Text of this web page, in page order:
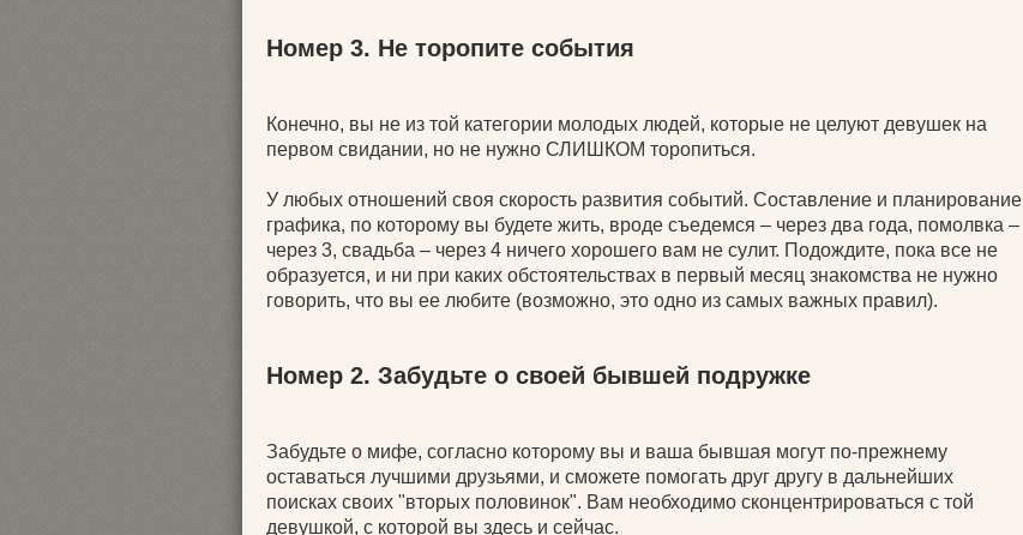
Номер 3. Не торопите события
Конечно, вы не из той категории молодых людей, которые не целуют девушек на
первом свидании, но не нужно СЛИШКОМ торопиться.
У любых отношений своя скорость развития событий. Составление и планирование
графика, по которому вы будете жить, вроде съедемся – через два года, помолвка –
через 3, свадьба – через 4 ничего хорошего вам не сулит. Подождите, пока все не
образуется, и ни при каких обстоятельствах в первый месяц знакомства не нужно
говорить, что вы ее любите (возможно, это одно из самых важных правил).
Номер 2. Забудьте о своей бывшей подружке
Забудьте о мифе, согласно которому вы и ваша бывшая могут по-прежнему
оставаться лучшими друзьями, и сможете помогать друг другу в дальнейших
поисках своих "вторых половинок". Вам необходимо сконцентрироваться с той
девушкой, с которой вы здесь и сейчас.